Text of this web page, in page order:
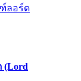
(Lord